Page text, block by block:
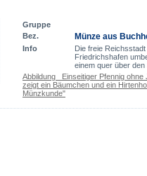
Gruppe
Bez.
Münze aus
Info
Die freie
Friedrichshafen
einem quer über
Abbildung Einseitiger Pfennig ohne
zeigt ein Bäumchen und ein
Münzkunde"